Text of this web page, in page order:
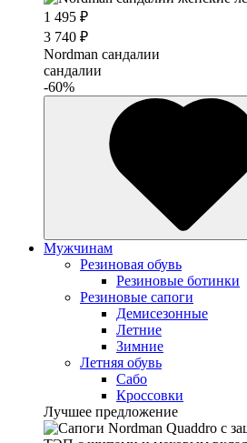
1 495 ₽
3 740 ₽
Nordman сандалии
сандалии
-60%
Мужчинам
Резиновая обувь
Резиновые ботинки
Резиновые сапоги
Демисезонные
Летние
Зимние
Летняя обувь
Сабо
Кроссовки
Лучшее предложение